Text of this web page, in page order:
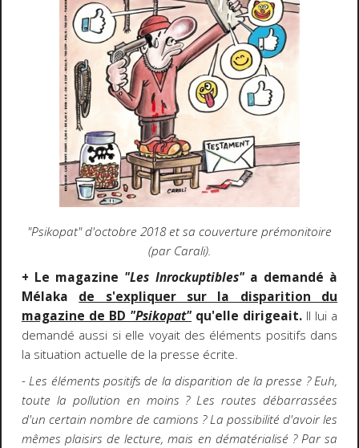
"Psikopat" d'octobre 2018 et sa couverture prémonitoire
(par Carali).
+ Le magazine "Les Inrockuptibles"a demandé à
Mélaka de s'expliquer sur la disparition du
magazine de BD "Psikopat"qu'elle dirigeait. Il lui a
demandé aussi si elle voyait des éléments positifs dans
la situation actuelle de la presse écrite.
- Les éléments positifs de la disparition de la presse ? Euh,
toute la pollution en moins ? Les routes débarrassées
d'un certain nombre de camions ? La possibilité d'avoir les
mêmes plaisirs de lecture, mais en dématérialisé ? Par sa